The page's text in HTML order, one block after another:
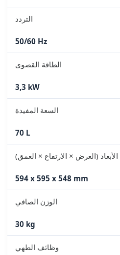
التردد
50/60 Hz
الطاقة القصوى
3,3 kW
السعة المفيدة
70 L
الأبعاد (العرض × الارتفاع × العمق)
594 x 595 x 548 mm
الوزن الصافي
30 kg
وظائف الطهي